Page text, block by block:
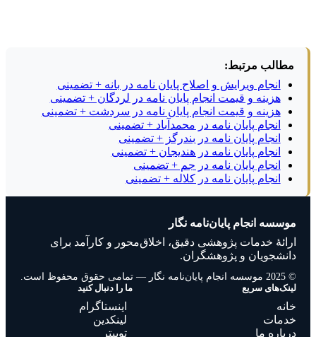
مطالب مرتبط:
انجام ویرایش و اصلاح پایان نامه در بانه + تضمینی
هزینه و قیمت انجام پایان نامه در لردگان + تضمینی
هزینه و قیمت انجام پایان نامه در سردشت + تضمینی
انجام پایان نامه در محمدآباد + تضمینی
انجام پایان نامه در بندرگز + تضمینی
انجام پایان نامه در هندیجان + تضمینی
انجام پایان نامه در جم + تضمینی
انجام پایان نامه در کلاله + تضمینی
موسسه انجام پایان‌نامه نگار
ارائهٔ خدمات پژوهشی دقیق، اخلاق‌محور و کارآمد برای
دانشجویان و پژوهشگران.
© 2025 موسسه انجام پایان‌نامه نگار — تمامی حقوق محفوظ است.
لینک‌های سریع
خانه
خدمات
درباره ما
ما را دنبال کنید
اینستاگرام
لینکدین
توییتر